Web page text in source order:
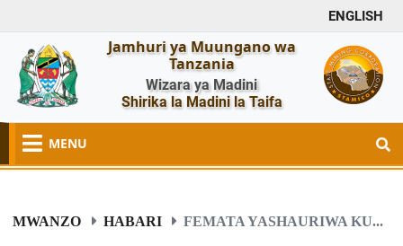
ENGLISH
Jamhuri ya Muungano wa
Tanzania
Wizara ya Madini
Shirika la Madini la Taifa
MENU
MWANZO HABARI FEMATA YASHAURIWA KU...